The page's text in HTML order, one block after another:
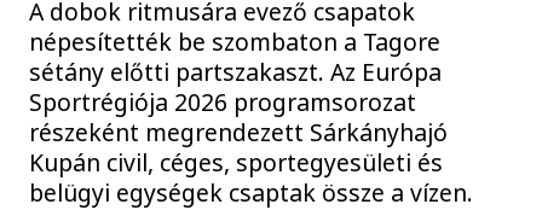
A dobok ritmusára evező csapatok
népesítették be szombaton a Tagore
sétány előtti partszakaszt. Az Európa
Sportrégiója 2026 programsorozat
részeként megrendezett Sárkányhajó
Kupán civil, céges, sportegyesületi és
belügyi egységek csaptak össze a vízen.